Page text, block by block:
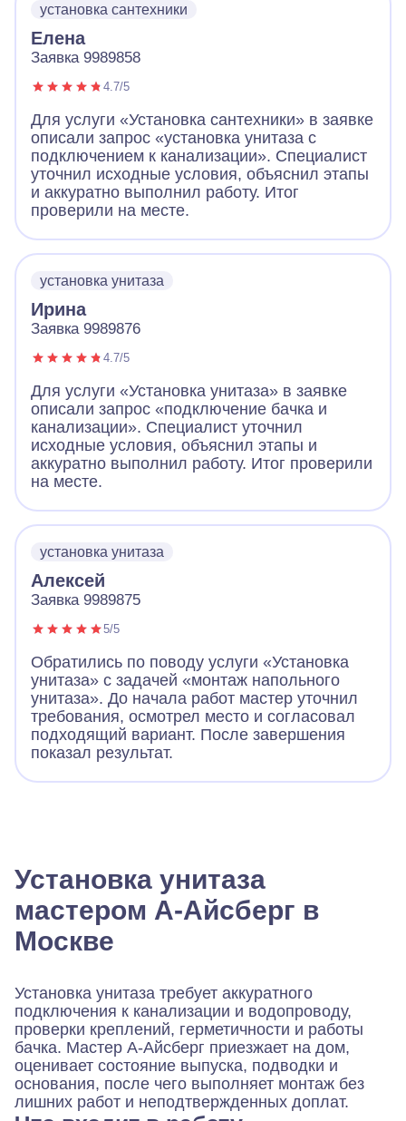
установка сантехники
Елена
Заявка 9989858
4.7/5
Для услуги «Установка сантехники» в заявке
описали запрос «установка унитаза с
подключением к канализации». Специалист
уточнил исходные условия, объяснил этапы
и аккуратно выполнил работу. Итог
проверили на месте.
установка унитаза
Ирина
Заявка 9989876
4.7/5
Для услуги «Установка унитаза» в заявке
описали запрос «подключение бачка и
канализации». Специалист уточнил
исходные условия, объяснил этапы и
аккуратно выполнил работу. Итог проверили
на месте.
установка унитаза
Алексей
Заявка 9989875
5/5
Обратились по поводу услуги «Установка
унитаза» с задачей «монтаж напольного
унитаза». До начала работ мастер уточнил
требования, осмотрел место и согласовал
подходящий вариант. После завершения
показал результат.
Установка унитаза
мастером А-Айсберг в
Москве
Установка унитаза требует аккуратного
подключения к канализации и водопроводу,
проверки креплений, герметичности и работы
бачка. Мастер А-Айсберг приезжает на дом,
оценивает состояние выпуска, подводки и
основания, после чего выполняет монтаж без
лишних работ и неподтвержденных доплат.